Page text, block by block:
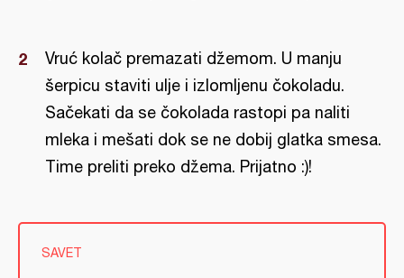
Vruć kolač premazati džemom. U manju
šerpicu staviti ulje i izlomljenu čokoladu.
Sačekati da se čokolada rastopi pa naliti
mleka i mešati dok se ne dobij glatka smesa.
Time preliti preko džema. Prijatno :)!
SAVET